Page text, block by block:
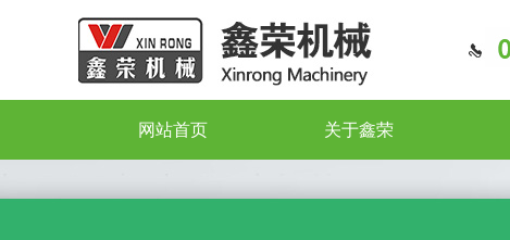
网站首页 关于鑫荣